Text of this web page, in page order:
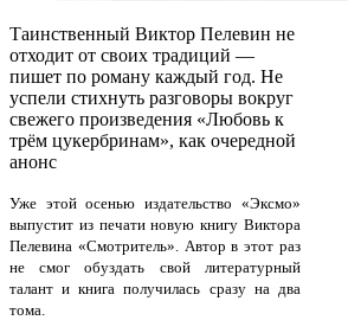
Таинственный Виктор Пелевин не
отходит от своих традиций —
пишет по роману каждый год. Не
успели стихнуть разговоры вокруг
свежего произведения «Любовь к
трём цукербринам», как очередной
анонс
Уже этой осенью издательство «Эксмо»
выпустит из печати новую книгу Виктора
Пелевина «Смотритель». Автор в этот раз
не смог обуздать свой литературный
талант и книга получилась сразу на два
тома.